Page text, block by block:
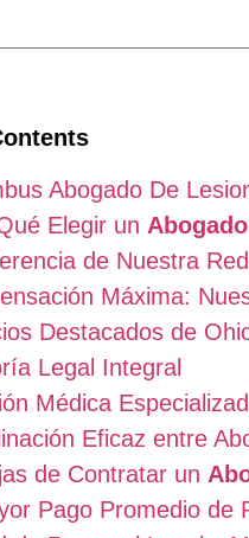
Abogado De
Elegir un
de Nuestra
Máxima:
Destacados de
Legal Integral
Médica
Eficaz entre
de Contratar un
Pago Promedio de